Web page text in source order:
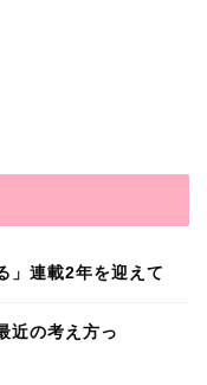
」連載2年を迎えて
近の考え方っ